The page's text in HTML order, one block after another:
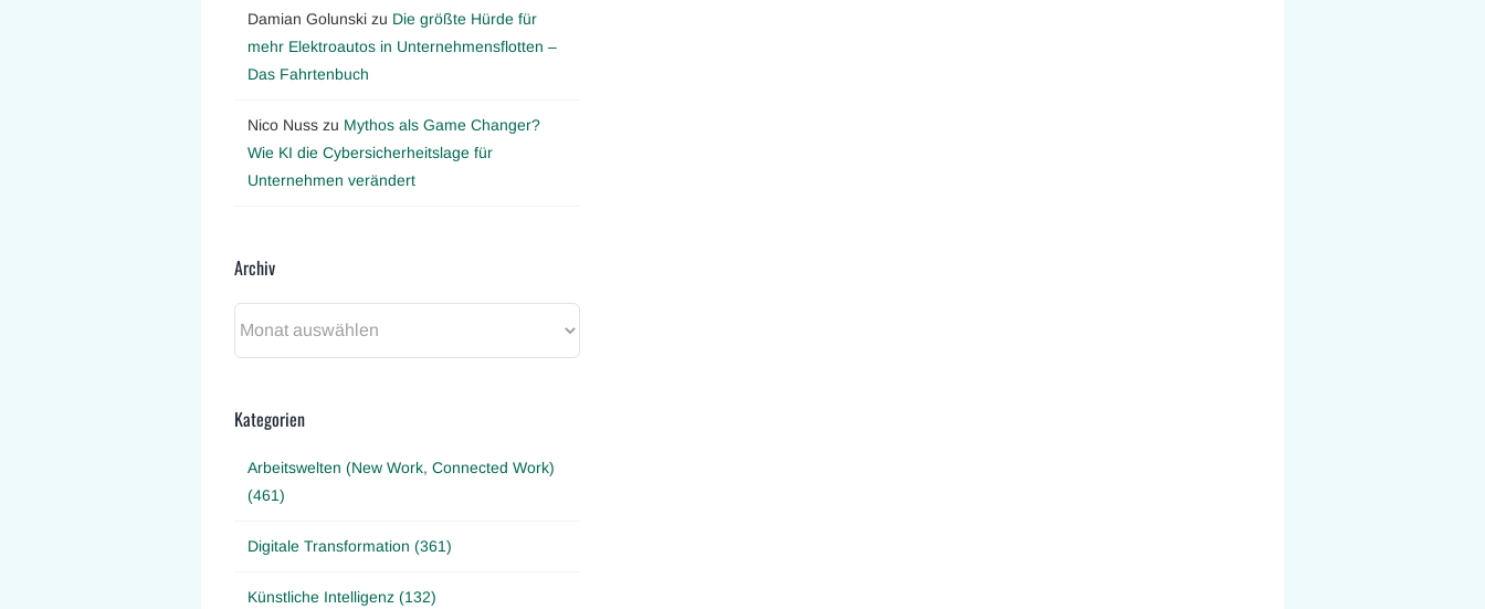
Damian Golunski zu Die größte Hürde für
mehr Elektroautos in Unternehmensflotten –
Das Fahrtenbuch
Nico Nuss zu Mythos als Game Changer?
Wie KI die Cybersicherheitslage für
Unternehmen verändert
Archiv
Kategorien
Arbeitswelten (New Work, Connected Work)
(461)
Digitale Transformation (361)
Künstliche Intelligenz (132)